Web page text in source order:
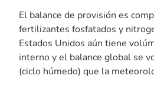
El balance de provisión es
fertilizantes fosfatados y
Estados Unidos aún tiene
interno y el balance global se
(ciclo húmedo) que la